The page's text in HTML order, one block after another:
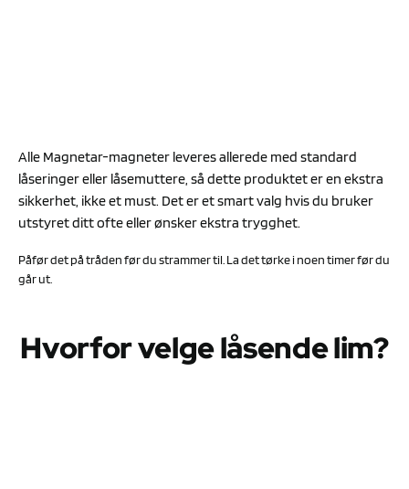
Alle Magnetar-magneter leveres allerede med standard
låseringer eller låsemuttere, så dette produktet er en ekstra
sikkerhet, ikke et must. Det er et smart valg hvis du bruker
utstyret ditt ofte eller ønsker ekstra trygghet.
Påfør det på tråden før du strammer til. La det tørke i noen timer før du
går ut.
Hvorfor velge låsende lim?